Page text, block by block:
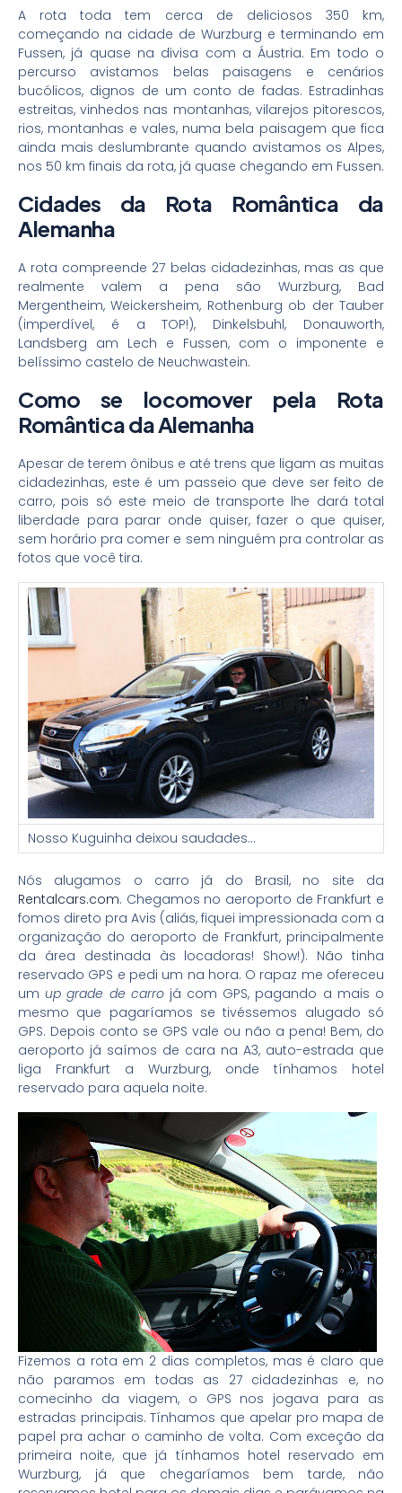
A rota toda tem cerca de deliciosos 350 km,
começando na cidade de Wurzburg e terminando em
Fussen, já quase na divisa com a Áustria. Em todo o
percurso avistamos belas paisagens e cenários
bucólicos, dignos de um conto de fadas. Estradinhas
estreitas, vinhedos nas montanhas, vilarejos pitorescos,
rios, montanhas e vales, numa bela paisagem que fica
ainda mais deslumbrante quando avistamos os Alpes,
nos 50 km finais da rota, já quase chegando em Fussen.
Cidades da Rota Romântica da
Alemanha
A rota compreende 27 belas cidadezinhas, mas as que
realmente valem a pena são Wurzburg, Bad
Mergentheim, Weickersheim, Rothenburg ob der Tauber
(imperdível, é a TOP!), Dinkelsbuhl, Donauworth,
Landsberg am Lech e Fussen, com o imponente e
belíssimo castelo de Neuchwastein.
Como se locomover pela Rota
Romântica da Alemanha
Apesar de terem ônibus e até trens que ligam as muitas
cidadezinhas, este é um passeio que deve ser feito de
carro, pois só este meio de transporte lhe dará total
liberdade para parar onde quiser, fazer o que quiser,
sem horário pra comer e sem ninguém pra controlar as
fotos que você tira.
Nosso Kuguinha deixou saudades…
Nós alugamos o carro já do Brasil, no site da
Rentalcars.com. Chegamos no aeroporto de Frankfurt e
fomos direto pra Avis (aliás, fiquei impressionada com a
organização do aeroporto de Frankfurt, principalmente
da área destinada às locadoras! Show!). Não tinha
reservado GPS e pedi um na hora. O rapaz me ofereceu
umup grade de carro já com GPS, pagando a mais o
mesmo que pagaríamos se tivéssemos alugado só
GPS. Depois conto se GPS vale ou não a pena! Bem, do
aeroporto já saímos de cara na A3, auto-estrada que
liga Frankfurt a Wurzburg, onde tínhamos hotel
reservado para aquela noite.
Fizemos a rota em 2 dias completos, mas é claro que
não paramos em todas as 27 cidadezinhas e, no
comecinho da viagem, o GPS nos jogava para as
estradas principais. Tínhamos que apelar pro mapa de
papel pra achar o caminho de volta. Com exceção da
primeira noite, que já tínhamos hotel reservado em
Wurzburg, já que chegaríamos bem tarde, não